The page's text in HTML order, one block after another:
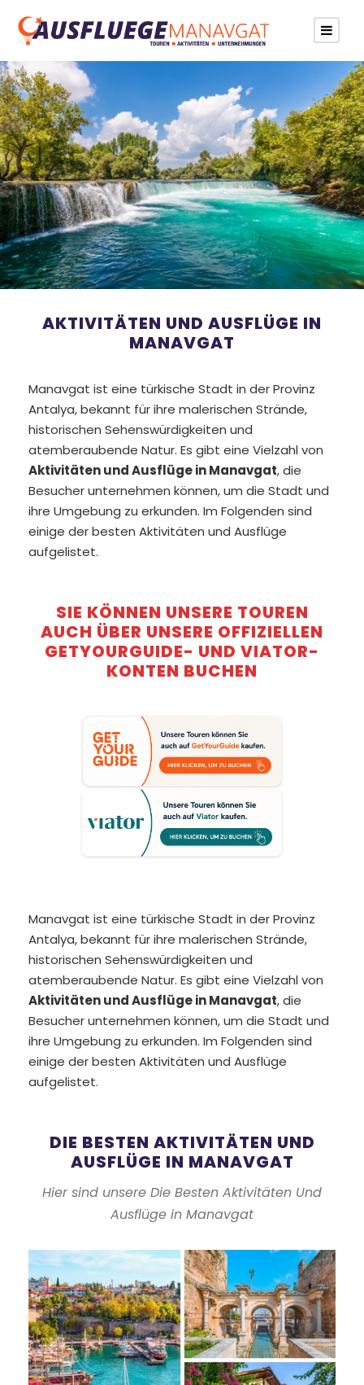
AKTIVITÄTEN UND AUSFLÜGE IN
MANAVGAT
Manavgat ist eine türkische Stadt in der Provinz
Antalya, bekannt für ihre malerischen Strände,
historischen Sehenswürdigkeiten und
atemberaubende Natur. Es gibt eine Vielzahl von
Aktivitäten und Ausflüge in Manavgat, die
Besucher unternehmen können, um die Stadt und
ihre Umgebung zu erkunden. Im Folgenden sind
einige der besten Aktivitäten und Ausflüge
aufgelistet.
SIE KÖNNEN UNSERE TOUREN
AUCH ÜBER UNSERE OFFIZIELLEN
GETYOURGUIDE- UND VIATOR-
KONTEN BUCHEN
Manavgat ist eine türkische Stadt in der Provinz
Antalya, bekannt für ihre malerischen Strände,
historischen Sehenswürdigkeiten und
atemberaubende Natur. Es gibt eine Vielzahl von
Aktivitäten und Ausflüge in Manavgat, die
Besucher unternehmen können, um die Stadt und
ihre Umgebung zu erkunden. Im Folgenden sind
einige der besten Aktivitäten und Ausflüge
aufgelistet.
DIE BESTEN AKTIVITÄTEN UND
AUSFLÜGE IN MANAVGAT
Hier sind unsere Die Besten Aktivitäten Und
Ausflüge in Manavgat